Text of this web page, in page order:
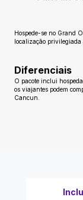
Hospede-se no Grand
localização privilegiada
Diferenciais
O pacote inclui
os viajantes podem
Cancun.